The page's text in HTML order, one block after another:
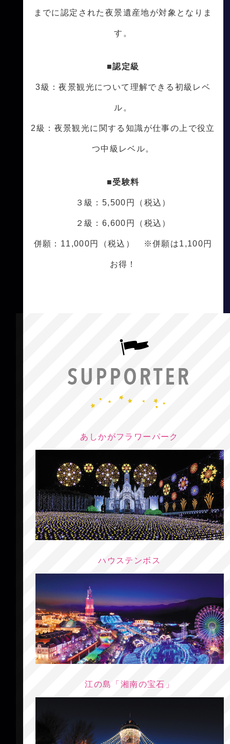
までに認定された夜景遺産地が対象となりま
す。
■認定級
3級：夜景観光について理解できる初級レベ
ル。
2級：夜景観光に関する知識が仕事の上で役立
つ中級レベル。
■受験料
３級：5,500円（税込）
２級：6,600円（税込）
併願：11,000円（税込） ※併願は1,100円
お得！
あしかがフラワーパーク
ハウステンボス
江の島「湘南の宝石」